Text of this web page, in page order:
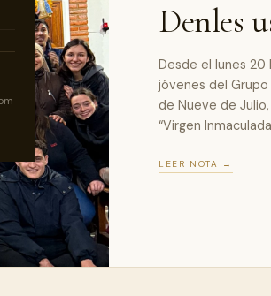
Denles
Desde el lunes
jóvenes del Grupo
de Nueve de
“Virgen
LEER NOTA →